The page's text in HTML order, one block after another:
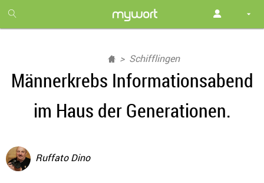
month
free
Schifflingen
Männerkrebs Informationsabend
im Haus der Generationen.
Ruffato Dino